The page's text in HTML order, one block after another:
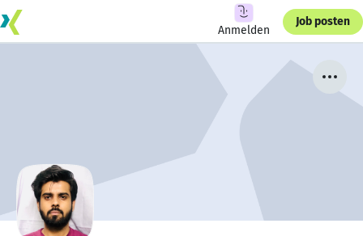
Anmelden
Job posten